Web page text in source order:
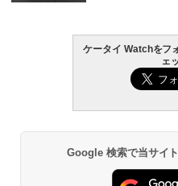
ケータイ Watchをフ
ェ
Google 検索で当サイ